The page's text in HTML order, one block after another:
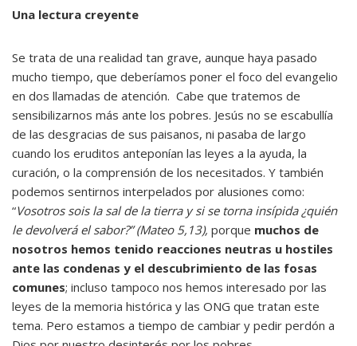
Una lectura creyente
Se trata de una realidad tan grave, aunque haya pasado
mucho tiempo, que deberíamos poner el foco del evangelio
en dos llamadas de atención. Cabe que tratemos de
sensibilizarnos más ante los pobres. Jesús no se escabullía
de las desgracias de sus paisanos, ni pasaba de largo
cuando los eruditos anteponían las leyes a la ayuda, la
curación, o la comprensión de los necesitados. Y también
podemos sentirnos interpelados por alusiones como:
“Vosotros sois la sal de la tierra y si se torna insípida ¿quién
le devolverá el sabor?” (Mateo 5,13), porque muchos de
nosotros hemos tenido reacciones neutras u hostiles
ante las condenas y el descubrimiento de las fosas
comunes; incluso tampoco nos hemos interesado por las
leyes de la memoria histórica y las ONG que tratan este
tema. Pero estamos a tiempo de cambiar y pedir perdón a